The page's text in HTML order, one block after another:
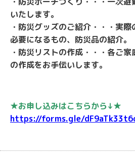
いたします。
・防災グッズのご紹介・・・実
必要になるもの、防災品の紹介。
・防災リストの作成・・・各ご
の作成をお手伝いします。
★お申し込みはこちらから↓★
https://forms.gle/